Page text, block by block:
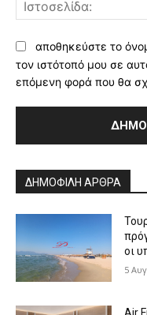
αποθηκεύστε το
τον ιστότοπό μου σε
επόμενη φορά που θα
ΔΗΜΟΦΙΛΗ ΑΡΘΡΑ
οι
5